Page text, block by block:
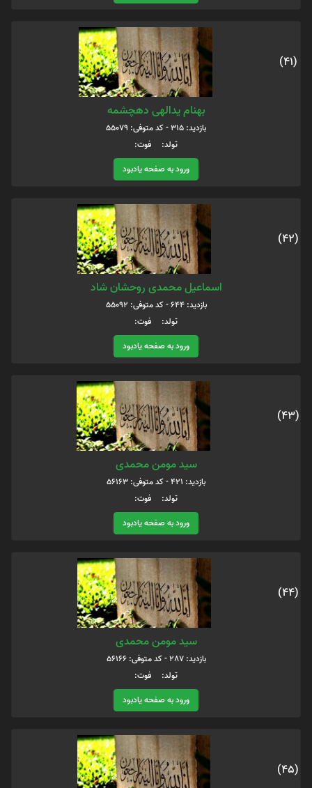
(41)
بهنام یدالهی دهچشمه
بازدید: 315 - کد متوفی: 55079
تولد: فوت:
ورود به صفحه یادبود
(42)
اسماعیل محمدی روحشان شاد
بازدید: 644 - کد متوفی: 55092
تولد: فوت:
ورود به صفحه یادبود
(43)
سید مومن محمدی
بازدید: 421 - کد متوفی: 56163
تولد: فوت:
ورود به صفحه یادبود
(44)
سید مومن محمدی
بازدید: 287 - کد متوفی: 56166
تولد: فوت:
ورود به صفحه یادبود
(45)